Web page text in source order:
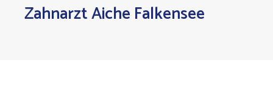
Zahnarzt Aiche Falkensee